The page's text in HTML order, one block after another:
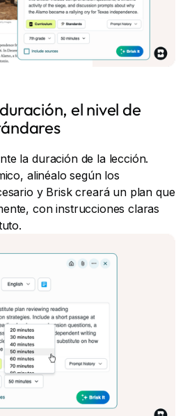
el nivel de
la duración de la lección.
alinéalo según los
y Brisk creará un plan que
con instrucciones claras